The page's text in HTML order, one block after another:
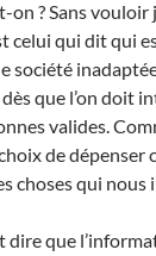
on ? Sans
celui qui dit qui
société
que l’on doit
valides.
de dépenser
choses qui
dire que